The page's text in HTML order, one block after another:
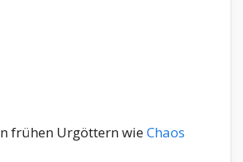
frühen Urgöttern wieChaos